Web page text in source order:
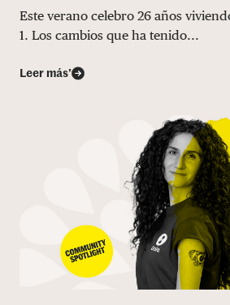
Este verano celebro 26 años
1. Los cambios que ha tenido...
Leer más’